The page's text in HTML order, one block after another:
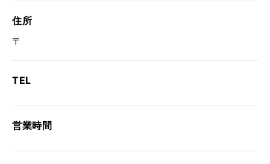
住所
〒
TEL
営業時間